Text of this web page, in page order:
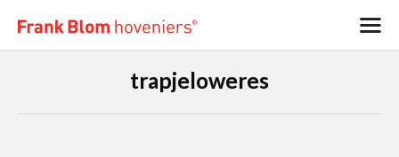
trapjeloweres